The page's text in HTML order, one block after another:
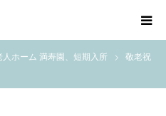
人ホーム 満寿園、短期入所
敬老祝